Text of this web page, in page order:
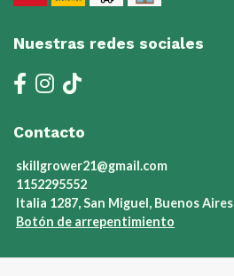
Nuestras redes sociales
Contacto
skillgrower21@gmail.com
1152295552
Italia 1287, San Miguel, Buenos Aires
Botón de arrepentimiento